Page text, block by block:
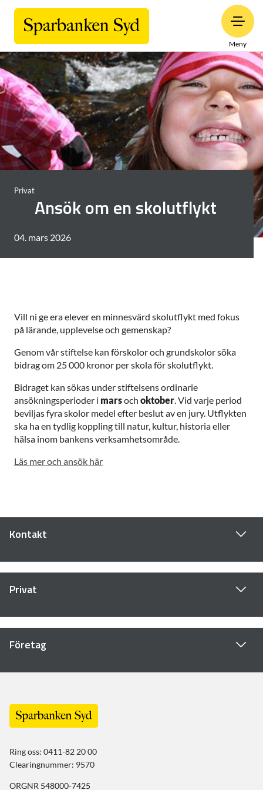
Meny
Privat
Ansök om en skolutflykt
04. mars 2026
Vill ni ge era elever en minnesvärd skolutflykt med fokus
på lärande, upplevelse och gemenskap?
Genom vår stiftelse kan förskolor och grundskolor söka
bidrag om 25 000 kronor per skola för skolutflykt.
Bidraget kan sökas under stiftelsens ordinarie
ansökningsperioder i marsoch oktober . Vid varje period
beviljas fyra skolor medel efter beslut av en jury. Utflykten
ska ha en tydlig koppling till natur, kultur, historia eller
hälsa inom bankens verksamhetsområde.
Läs mer och ansök här
Kontakt
Privat
Företag
Ring oss: 0411-82 20 00
Clearingnummer: 9570
ORGNR 548000-7425